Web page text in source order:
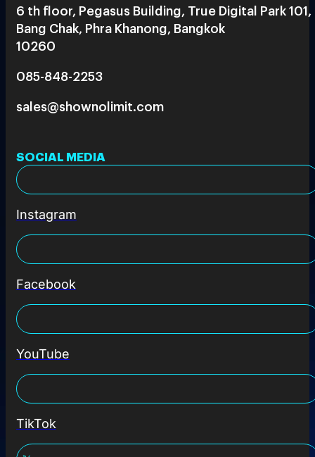
6 th floor, Pegasus Building, True Digital Park 101,
Bang Chak, Phra Khanong, Bangkok
10260
085-848-2253
sales@shownolimit.com
SOCIAL MEDIA
Instagram
Facebook
YouTube
TikTok